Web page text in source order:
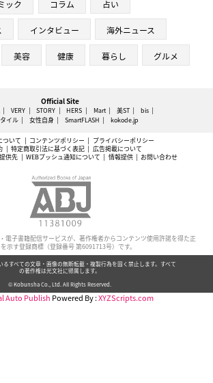
ック コラム 占い
インタビュー 海外ニュース
美容 健康 暮らし グルメ
Official Site
VERY STORY HERS Mart 美ST
bis
イル
女性自身 SmartFLASH kokode.jp
ついて コンテンツポリシー
プライバシーポリシー
特定商取引法に基づく表記
広告掲載について
供先 WEBプッシュ通知について 情報提供 お問い合わせ
電子書籍配信サービスが、著作権者からコンテンツ使用許諾を得た正
示す登録商標（登録番号 第6091713号）です。
るすべての文章・画像の無断転載・複製行為を固く禁止します。すべて
の著作権は光文社に帰属します。
© Kobunsha Co., Ltd. All Rights Reserved.
Auto Publish Powered By :XYZScripts.com